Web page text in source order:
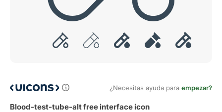
¿Necesitas ayuda para empezar?
Blood-test-tube-alt free interface icon